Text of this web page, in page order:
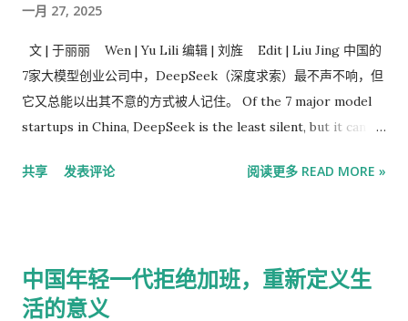
披露门槛以下，这一点至关重要。他们不希望出现在上半年的股
东名单中，因为大多数主权财富基金都不喜欢公开其投资活动。”
今年以来，沪深 300指数 累计上涨3.3%，而MSCI 亚太 指数则
上涨了17%。与大盘走势平淡形成鲜明对比的是，科技股指数表
现强劲，创业板指数在本月初创下历史新高。 国家队已大幅减持
是该队目前仍持有大量股份的唯一主要指数，这意味着其减持进
撑。 根据彭博社的计算，上个月 海外投资者也是中国股票的净买
家。 “尽管ETF出现赎回，但整体市场指标依然非常强劲，流动
一月 27, 2025
文 | 于丽丽 Wen | Yu Lili 编辑 | 刘旌 Edit | Liu Jing 中国的
7家大模型创业公司中，DeepSeek（深度求索）最不声不响，但
它又总能以出其不意的方式被人记住。 Of the 7 major model
startups in China, DeepSeek is the least silent, but it can
出其不意源自它背后的量化私募巨头幻方，是大厂外唯一一家储
was the only company outside the large factory that
reserved 10,000 A100 chips. One year later, it came from it
共享 发表评论 阅读更多 READ MORE »
中国年轻一代拒绝加班，重新定义生
活的意义